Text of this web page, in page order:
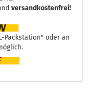
versandkostenfrei!
oder an